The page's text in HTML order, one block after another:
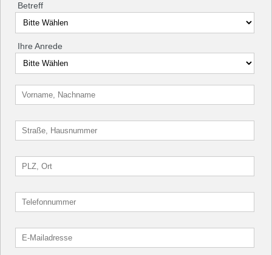
Betreff
Ihre Anrede